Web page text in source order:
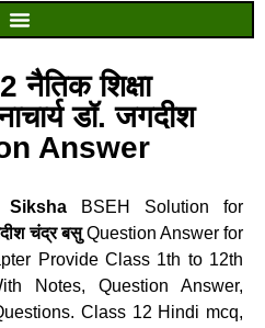
शिक्षा
डॉ. जगदीश
Answer
BSEH Solution for
चंद्र बसुQuestion Answer for
Provide Class 1th to 12th
Notes, Question Answer,
Class 12 Hindi mcq,